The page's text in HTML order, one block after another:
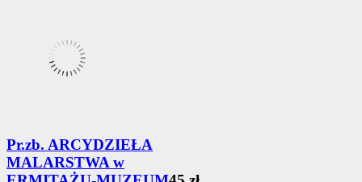
Pr.zb. ARCYDZIEŁA
MALARSTWA w